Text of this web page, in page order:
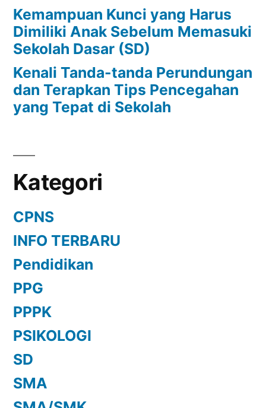
Kemampuan Kunci yang Harus
Dimiliki Anak Sebelum Memasuki
Sekolah Dasar (SD)
Kenali Tanda-tanda Perundungan
dan Terapkan Tips Pencegahan
yang Tepat di Sekolah
Kategori
CPNS
INFO TERBARU
Pendidikan
PPG
PPPK
PSIKOLOGI
SD
SMA